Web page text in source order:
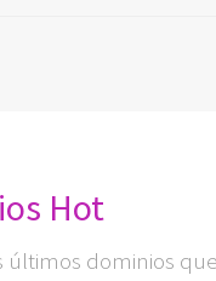
Hot
últimos dominios